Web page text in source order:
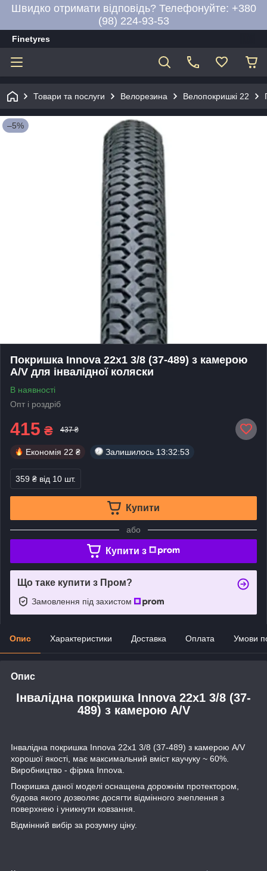
Швидко отримати відповідь? Телефонуйте: +380
(98) 224-93-53
Finetyres
Товари та послуги Велорезина Велопокришкі 22
–5%
Покришка Innova 22x1 3/8 (37-489) з камерою
A/V для інвалідної коляски
В наявності
Опт і роздріб
415 ₴ 437 ₴
Економія 22 ₴ Залишилось 13:32:53
359 ₴ від 10 шт.
Купити
або
Купити з
Що таке купити з Пром?
Замовлення під захистом
Опис Характеристики Доставка Оплата Умови
Опис
Інвалідна покришка Innova 22x1 3/8 (37-
489) з камерою A/V
Інвалідна покришка Innova 22x1 3/8 (37-489) з камерою A/V
хорошої якості, має максимальний вміст каучуку ~ 60%.
Виробництво - фірма Innova.
Покришка даної моделі оснащена дорожнім протектором,
будова якого дозволяє досягти відмінного зчеплення з
поверхнею і уникнути ковзання.
Відмінний вибір за розумну ціну.